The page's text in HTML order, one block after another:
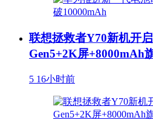
联想拯救者Y70新机开
Gen5+2K屏+8000mAh
5 16小时前